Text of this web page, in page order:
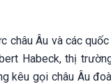
châu Âu và các
Habeck, thị
kêu gọi châu Âu